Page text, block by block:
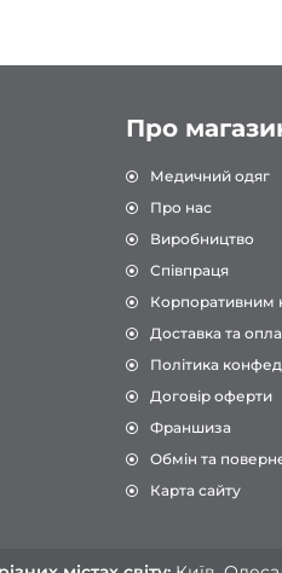
Про
Медичний одяг
Про нас
Виробництво
Співпраця
Корпоративним
Доставка та
Політика
Договір оферти
Франшиза
Обмін та
Карта сайту